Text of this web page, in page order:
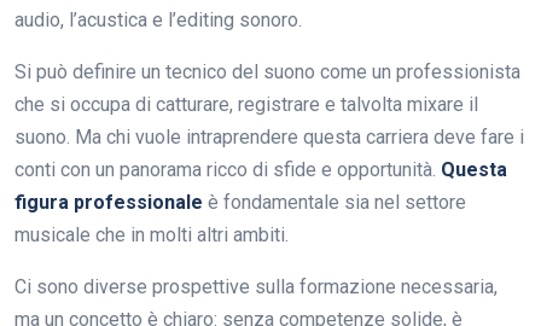
audio, l’acustica e l’editing sonoro.
Si può definire un tecnico del suono come un professionista
che si occupa di catturare, registrare e talvolta mixare il
suono. Ma chi vuole intraprendere questa carriera deve fare i
conti con un panorama ricco di sfide e opportunità. Questa
figura professionale è fondamentale sia nel settore
musicale che in molti altri ambiti.
Ci sono diverse prospettive sulla formazione necessaria,
ma un concetto è chiaro: senza competenze solide, è